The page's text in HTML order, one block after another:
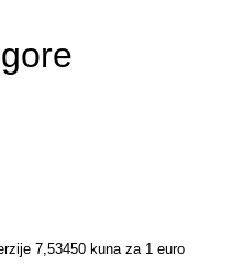
7,53450 kuna za 1 euro